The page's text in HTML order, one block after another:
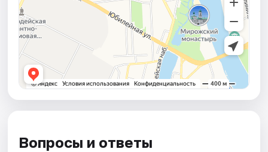
Вопросы и ответы